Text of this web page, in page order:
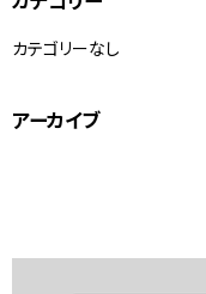
カテゴリーなし
アーカイブ